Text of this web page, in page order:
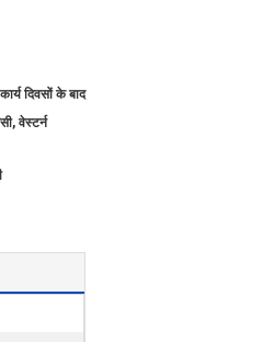
दिवसों के बाद
वेस्टर्न